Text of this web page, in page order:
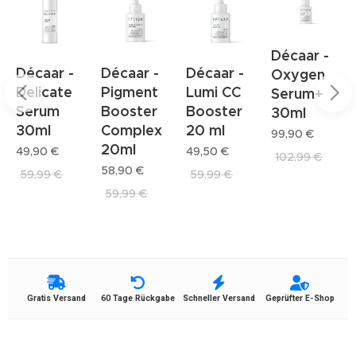
Décaar -
Delicate
Serum
30ml
49,90 €
59,99€
Décaar -
Pigment
Booster
Complex
20ml
58,90 €
59,99€
Décaar -
Lumi CC
Booster
20 ml
49,50 €
59,99€
Décaar -
Oxygen
Serum+
30ml
99,90 €
102,99€
Gratis Versand 60 Tage Rückgabe Schneller Versand Geprüfter E-Shop